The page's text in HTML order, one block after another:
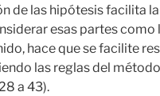
de las hipótesis facilita
esas partes
hace que se facilite
las reglas del
a 43).